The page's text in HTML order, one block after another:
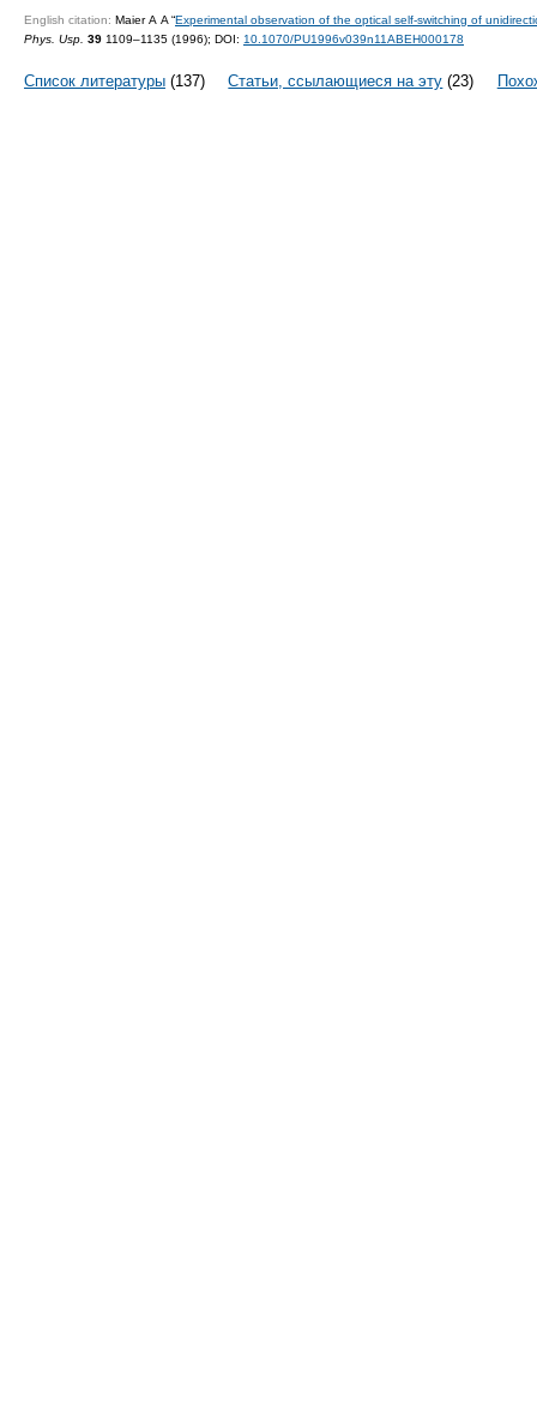
English citation: Maier A A “Experimental observation of the optical self-switching of
Phys. Usp. 39 1109–1135 (1996); DOI: 10.1070/PU1996v039n11ABEH000178
Список литературы (137) Статьи, ссылающиеся на эту (23)